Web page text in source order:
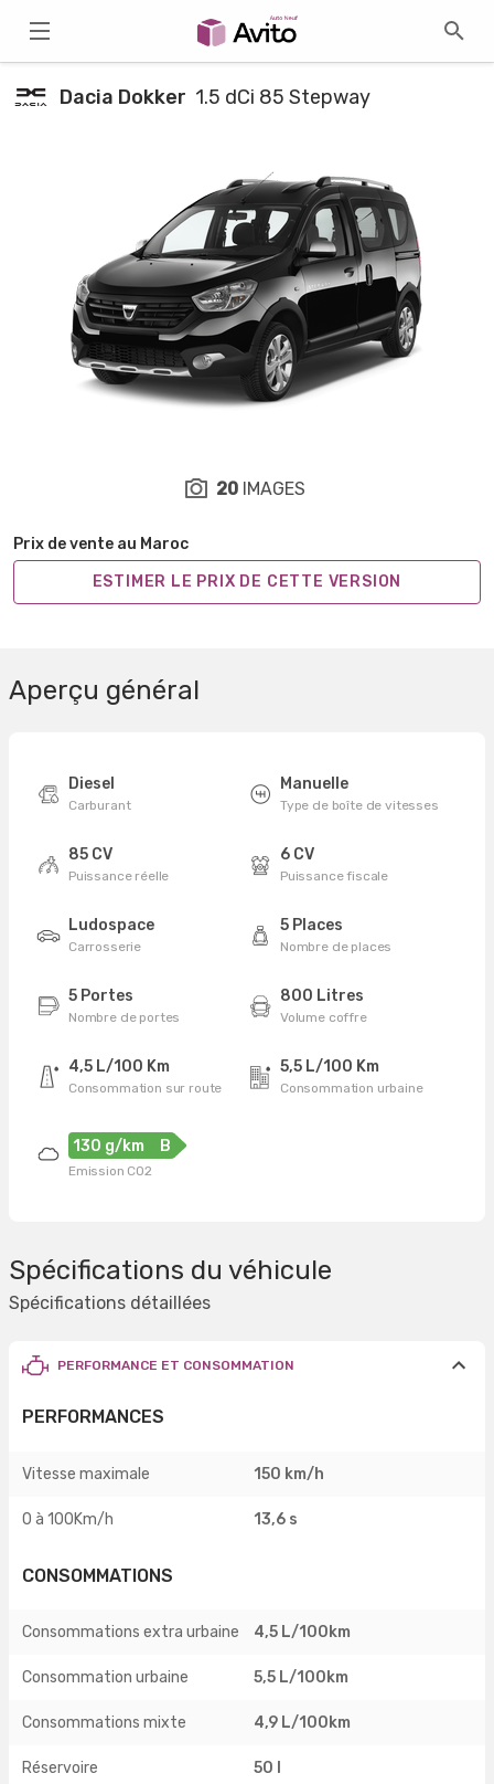
Dacia Dokker 1.5 dCi 85 Stepway
Prix de vente au Maroc
ESTIMER LE PRIX DE CETTE VERSION
20 IMAGES
Aperçu général
Diesel
Carburant
Manuelle
Type de boîte de vitesses
85 CV
Puissance réelle
6 CV
Puissance fiscale
Ludospace
Carrosserie
5 Places
Nombre de places
5 Portes
Nombre de portes
800 Litres
Volume coffre
4,5 L/100 Km
Consommation sur route
5,5 L/100 Km
Consommation urbaine
130 g/km B
Emission CO2
Spécifications du véhicule
Spécifications détaillées
PERFORMANCE ET CONSOMMATION
PERFORMANCES
Vitesse maximale 150 km/h
0 à 100Km/h 13,6 s
CONSOMMATIONS
Consommations extra urbaine 4,5 L/100km
Consommation urbaine 5,5 L/100km
Consommations mixte 4,9 L/100km
Réservoire 50 l